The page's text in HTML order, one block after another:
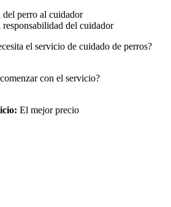
del perro al cuidador
del cuidador
el servicio de cuidado de perros?
con el servicio?
El mejor precio